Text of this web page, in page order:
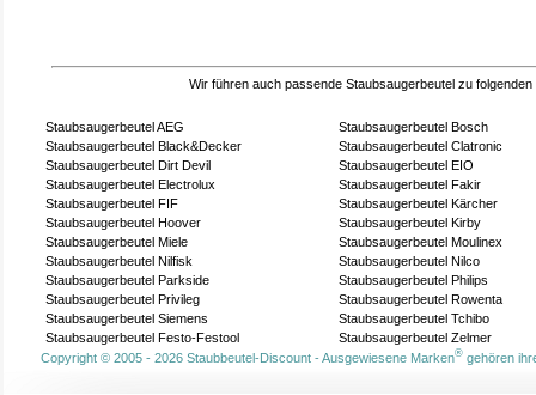
Wir führen auch passende Staubsaugerbeutel zu folgenden
Staubsaugerbeutel AEG
Staubsaugerbeutel Bosch
Staubsaugerbeutel Black&Decker
Staubsaugerbeutel Clatronic
Staubsaugerbeutel Dirt Devil
Staubsaugerbeutel EIO
Staubsaugerbeutel Electrolux
Staubsaugerbeutel Fakir
Staubsaugerbeutel FIF
Staubsaugerbeutel Kärcher
Staubsaugerbeutel Hoover
Staubsaugerbeutel Kirby
Staubsaugerbeutel Miele
Staubsaugerbeutel Moulinex
Staubsaugerbeutel Nilfisk
Staubsaugerbeutel Nilco
Staubsaugerbeutel Parkside
Staubsaugerbeutel Philips
Staubsaugerbeutel Privileg
Staubsaugerbeutel Rowenta
Staubsaugerbeutel Siemens
Staubsaugerbeutel Tchibo
Staubsaugerbeutel Festo-Festool
Staubsaugerbeutel Zelmer
Copyright © 2005 - 2026 Staubbeutel-Discount - Ausgewiesene Marken®gehören